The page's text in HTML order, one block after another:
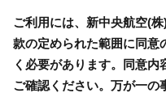
ご利用には、新中央航空(
款の定められた範囲に同意
く必要があります。同意
ご確認ください。万が一の